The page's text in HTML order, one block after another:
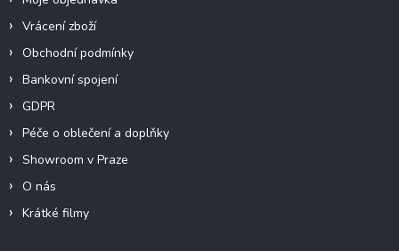
Vrácení zboží
Obchodní podmínky
Bankovní spojení
GDPR
Péče o oblečení a doplňky
Showroom v Praze
O nás
Krátké filmy